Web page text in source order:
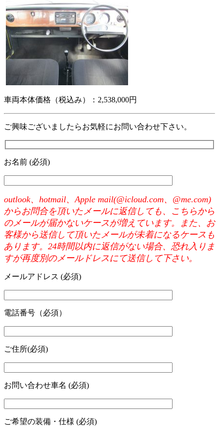
車両本体価格（税込み）：2,538,000円
ご興味ございましたらお気軽にお問い合わせ下さい。
お名前 (必須)
outlook、hotmail、Apple mail(@icloud.com、@me.com)
からお問合を頂いたメールに返信しても、こちらから
のメールが届かないケースが増えています。また、お
客様から送信して頂いたメールが未着になるケースも
あります。24時間以内に返信がない場合、恐れ入りま
すが再度別のメールドレスにて送信して下さい。
メールアドレス (必須)
電話番号（必須）
ご住所(必須)
お問い合わせ車名 (必須)
ご希望の装備・仕様 (必須)